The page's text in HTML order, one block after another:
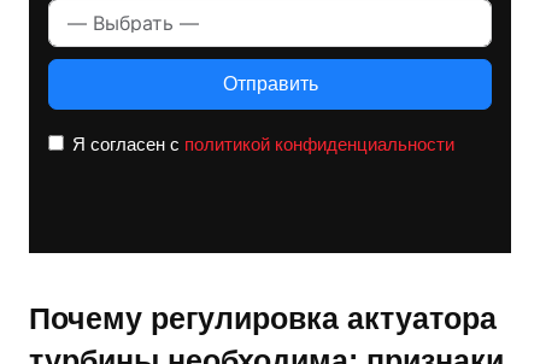
Отправить
Я согласен с политикой конфиденциальности
Почему регулировка актуатора